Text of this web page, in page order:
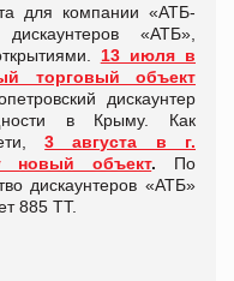
для компании «АТБ-
«АТБ»,
13 июля в
торговый объект
дискаунтер
в Крыму. Как
3 августа в г.
новый объект. По
дискаунтеров «АТБ»
885 ТТ.